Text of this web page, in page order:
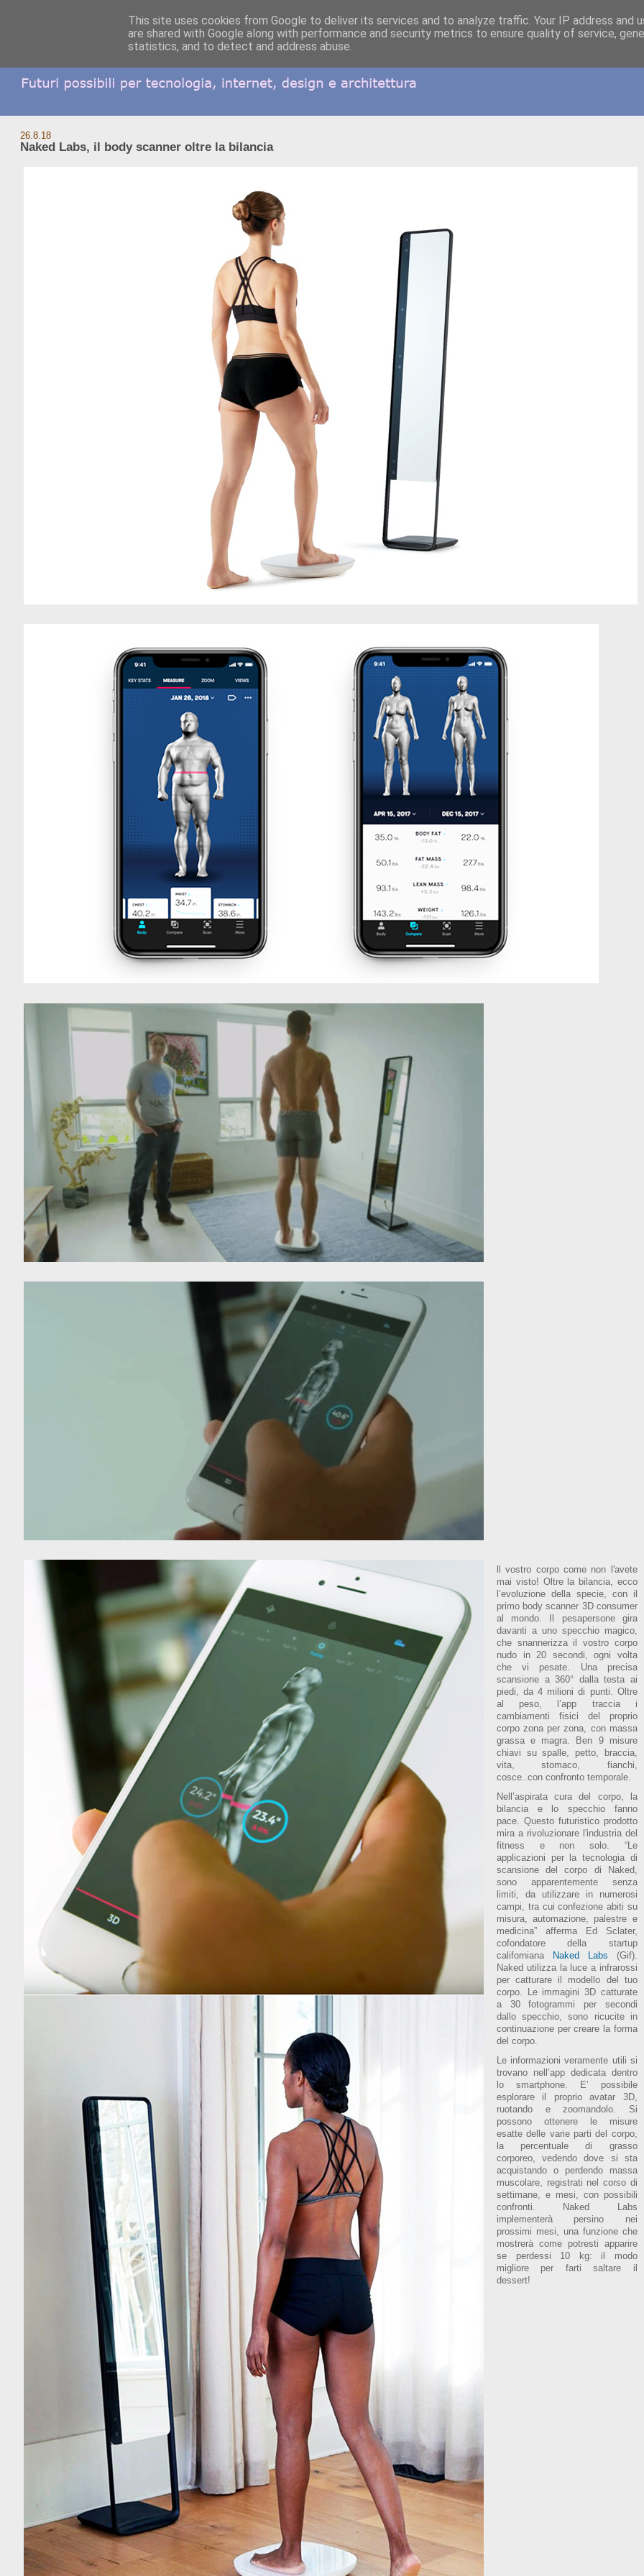
26.8.18
Naked Labs, il body scanner oltre la bilancia
ll vostro corpo come non l'avete
mai visto! Oltre la bilancia, ecco
l’evoluzione della specie, con il
primo body scanner 3D consumer
al mondo. Il pesapersone gira
davanti a uno specchio magico,
che snannerizza il vostro corpo
nudo in 20 secondi, ogni volta
che vi pesate. Una precisa
scansione a 360° dalla testa ai
piedi, da 4 milioni di punti. Oltre
al peso, l’app traccia i
cambiamenti fisici del proprio
corpo zona per zona, con massa
grassa e magra. Ben 9 misure
chiavi su spalle, petto, braccia,
vita, stomaco, fianchi,
cosce..con confronto temporale.
Nell’aspirata cura del corpo, la
bilancia e lo specchio fanno
pace. Questo futuristico prodotto
mira a rivoluzionare l'industria del
fitness e non solo. “Le
applicazioni per la tecnologia di
scansione del corpo di Naked,
sono apparentemente senza
limiti, da utilizzare in numerosi
campi, tra cui confezione abiti su
misura, automazione, palestre e
medicina” afferma Ed Sclater,
cofondatore della startup
californiana
Naked Labs (Gif).
Naked utilizza la luce a infrarossi
per catturare il modello del tuo
corpo. Le immagini 3D catturate
a 30 fotogrammi per secondi
dallo specchio, sono ricucite in
continuazione per creare la forma
del corpo.
Le informazioni veramente utili si
trovano nell’app dedicata dentro
lo smartphone. E’ possibile
esplorare il proprio avatar 3D,
ruotando e zoomandolo. Si
possono ottenere le misure
esatte delle varie parti del corpo,
la percentuale di grasso
corporeo, vedendo dove si sta
acquistando o perdendo massa
muscolare, registrati nel corso di
settimane, e mesi, con possibili
confronti. Naked Labs
implementerà persino nei
prossimi mesi, una funzione che
mostrerà come potresti apparire
se perdessi 10 kg: il modo
migliore per farti saltare il
dessert!
This site uses cookies from Google to deliver its services and to analyze traffic. Your IP address and
are shared with Google along with performance and security metrics to ensure quality of service,
statistics, and to detect and address abuse.